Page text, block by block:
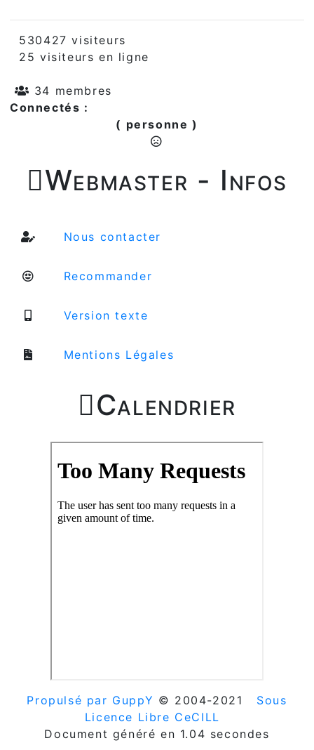
530427 visiteurs
25 visiteurs en ligne
34 membres
Connectés :
( personne )
Webmaster - Infos
Nous contacter
Recommander
Version texte
Mentions Légales
Calendrier
Propulsé par GuppY © 2004-2021
Sous
Licence Libre CeCILL
Document généré en 1.04 secondes